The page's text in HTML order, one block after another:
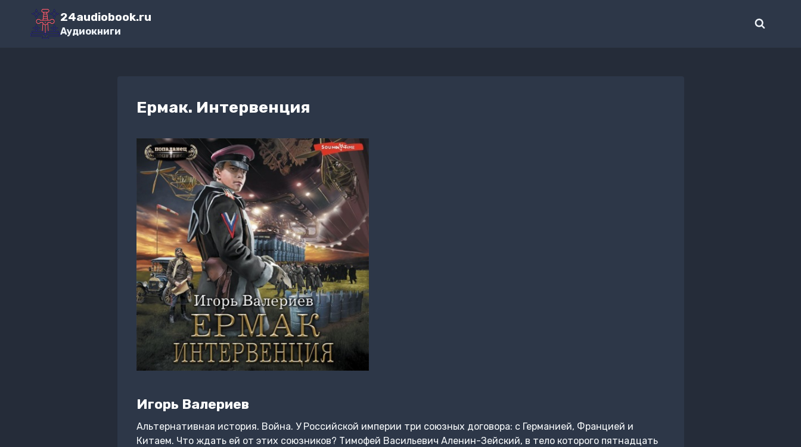
Перейти
содержимому
24audiobook.ru
Аудиокниги
Ермак. Интервенция
Игорь Валериев
Альтернативная история. Война. У Российской империи три союзных договора: с Германией, Францией и
Китаем. Что ждать ей от этих союзников? Тимофей Васильевич Аленин-Зейский, в тело которого пятнадцать